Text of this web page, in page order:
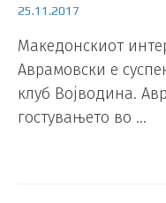
25.11.2017
Македонскиот
Аврамовски е
клуб Војводина.
гостувањето во …